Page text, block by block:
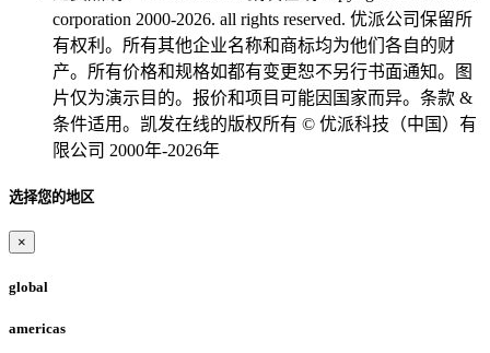
corporation 2000-2026. all rights reserved. 优派公司保留所
有权利。所有其他企业名称和商标均为他们各自的财
产。所有价格和规格如都有变更恕不另行书面通知。图
片仅为演示目的。报价和项目可能因国家而异。条款 &
条件适用。凯发在线的版权所有 © 优派科技（中国）有
限公司 2000年-2026年
选择您的地区
×
global
americas